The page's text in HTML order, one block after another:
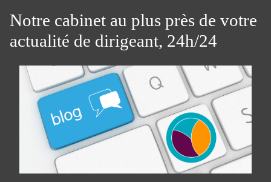
Notre cabinet au plus près de votre
actualité de dirigeant, 24h/24